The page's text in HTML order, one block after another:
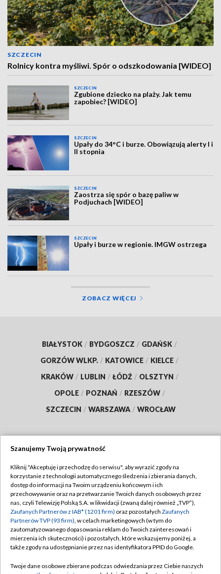
SZCZECIN
Rolnicy kontra myśliwi. Spór o odszkodowania [WIDEO]
SZCZECIN
Zgubione dziecko na plaży. Jak temu
zapobiec? [WIDEO]
SZCZECIN
Upały do 34°C i burze. Obowiązują alerty I i
II stopnia
SZCZECIN
Zaostrza się spór o bazę paliw w
Podjuchach [WIDEO]
SZCZECIN
Upały i burze w regionie. IMGW ostrzega
ZOBACZ WIĘCEJ
BIAŁYSTOK / BYDGOSZCZ / GDAŃSK /
GORZÓW WLKP. / KATOWICE / KIELCE /
KRAKÓW / LUBLIN / ŁÓDŹ / OLSZTYN /
OPOLE / POZNAŃ / RZESZÓW /
SZCZECIN / WARSZAWA / WROCŁAW
TVP
Abonament TVP
Emisja w TVP
Centrum informacji TVP
Naziemna Telewizja Cyfrowa
Regulamin TVP
Polityka prywatności
Moje zgody
Pomoc
Szanujemy Twoją prywatność
Kliknij "Akceptuję i przechodzę do serwisu", aby wyrazić zgody na
korzystanie z technologii automatycznego śledzenia i zbierania danych,
dostęp do informacji na Twoim urządzeniu końcowym i ich
przechowywanie oraz na przetwarzanie Twoich danych osobowych przez
nas, czyli Telewizję Polską S.A. w likwidacji (zwaną dalej również „TVP”),
Zaufanych Partnerów z IAB* (1201 firm) oraz pozostałych Zaufanych
Partnerów TVP (93 firm), w celach marketingowych (w tym do
zautomatyzowanego dopasowania reklam do Twoich zainteresowań i
mierzenia ich skuteczności) i pozostałych, które wskazujemy poniżej, a
także zgody na udostępnianie przez nas identyfikatora PPID do Google.
Twoje dane osobowe zbierane podczas odwiedzania przez Ciebie naszych